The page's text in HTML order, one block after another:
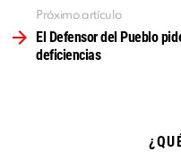
Próximo artículo
El Defensor del Pueblo
deficiencias